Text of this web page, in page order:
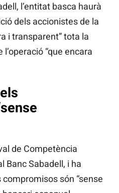
l’entitat basca haurà
dels accionistes de la
i transparent” tota la
“que encara
de Competència
Banc Sabadell, i ha
són “sense